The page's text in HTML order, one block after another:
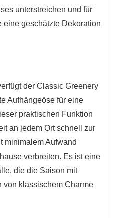
unterstreichen und für
geschätzte Dekoration
der Classic Greenery
Aufhängeöse für eine
praktischen Funktion
an jedem Ort schnell zur
minimalem Aufwand
verbreiten. Es ist eine
die die Saison mit
von klassischem Charme